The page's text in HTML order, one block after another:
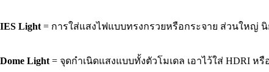
IES Light = การใส่แสงไฟแบบทรงกรวยหรือกระจาย ส่วนใหญ่
Dome Light = จุดกำเนิดแสงแบบทั้งตัวโมเดล เอาไว้ใส่ HDRI